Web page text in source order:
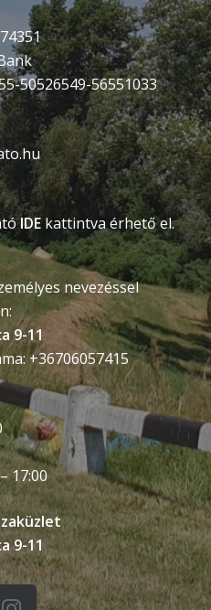
50526549-56551033
IDE kattintva érhető el.
nevezéssel
9-11
+36706057415
17:00
9-11